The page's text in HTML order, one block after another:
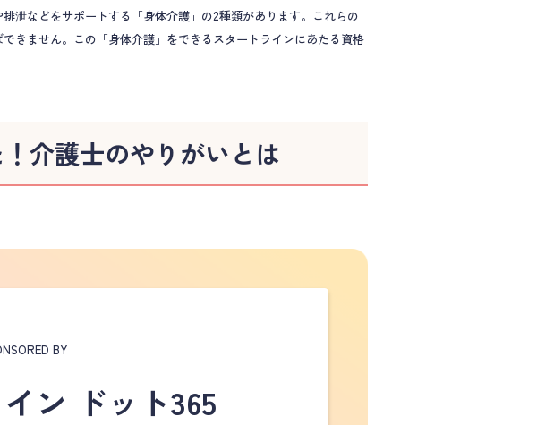
泄などをサポートする「身体介護」の2種類があります。これらの
きません。この「身体介護」をできるスタートラインにあたる資格
介護士のやりがいとは
ン ドット365